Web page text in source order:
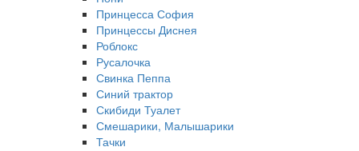
Принцесса София
Принцессы Диснея
Роблокс
Русалочка
Свинка Пеппа
Синий трактор
Скибиди Туалет
Смешарики, Малышарики
Тачки